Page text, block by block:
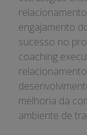
engajamento
sucesso no
coaching
melhoria da
ambiente de